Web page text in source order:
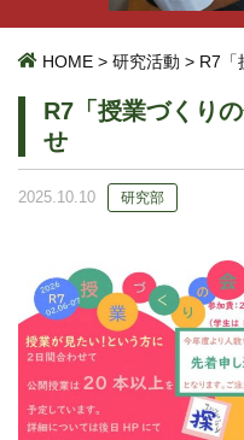
HOME > 研究活動 > R7「
R7「授業づくり
せ
2025.10.10 研究部